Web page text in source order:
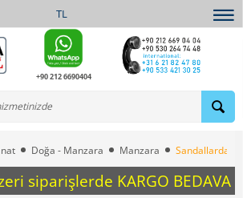
TL
+90 212 6690404
Doğa - Manzara Manzara Sandallardan
siparişlerde KARGO BEDAVA